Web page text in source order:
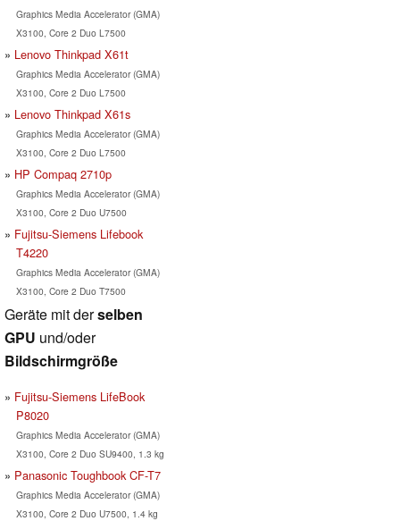
Graphics Media Accelerator (GMA)
X3100, Core 2 Duo L7500
Lenovo Thinkpad X61t
Graphics Media Accelerator (GMA)
X3100, Core 2 Duo L7500
Lenovo Thinkpad X61s
Graphics Media Accelerator (GMA)
X3100, Core 2 Duo L7500
HP Compaq 2710p
Graphics Media Accelerator (GMA)
X3100, Core 2 Duo U7500
Fujitsu-Siemens Lifebook
T4220
Graphics Media Accelerator (GMA)
X3100, Core 2 Duo T7500
Geräte mit derselben
GPU und/oder
Bildschirmgröße
Fujitsu-Siemens LifeBook
P8020
Graphics Media Accelerator (GMA)
X3100, Core 2 Duo SU9400, 1.3 kg
Panasonic Toughbook CF-T7
Graphics Media Accelerator (GMA)
X3100, Core 2 Duo U7500, 1.4 kg